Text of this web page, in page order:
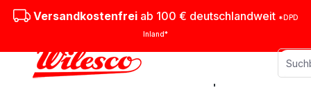
Hauptinhalt springen
Zur Suche springen
Zur Hauptnavigation springen
Versandkostenfreiab 100 € deutschlandweit *DPD
Inland*
Stationäre Dampfmaschinen